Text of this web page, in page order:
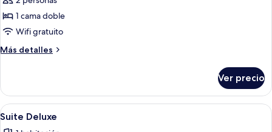
de
Habitación
básica
doble
1 cama doble
Wifi gratuito
Más detalles
Más
básica
doble
Ver precio
Abrir
todas
Una habitación de hotel con una
6
Suite Deluxe